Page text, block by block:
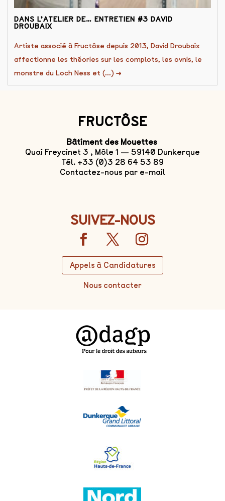
DANS L’ATELIER DE… ENTRETIEN #3 DAVID
DROUBAIX
Artiste associé à Fructôse depuis 2013, David Droubaix
affectionne les théories sur les complots, les ovnis, le
monstre du Loch Ness et (...) →
FRUCTÔSE
Bâtiment des Mouettes
Quai Freycinet 3 , Môle 1 — 59140 Dunkerque
Tél. +33 (0)3 28 64 53 89
Contactez-nous par e-mail
SUIVEZ-NOUS
Appels à Candidatures
Nous contacter